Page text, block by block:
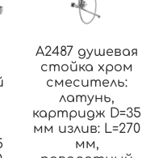
A2487 душевая
стойка хром
смеситель:
латунь,
картридж D=35
мм излив: L=270
мм,